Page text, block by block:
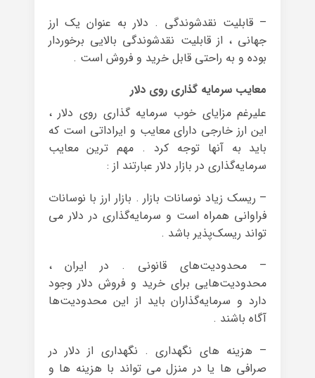
– قابلیت نقدشوندگی . دلار به عنوان یک ارز
جهانی ، از قابلیت نقدشوندگی بالایی برخوردار
بوده و به راحتی قابل خرید و فروش است .
معایب سرمایه گذاری روی دلار
علیرغم مزایای خوب سرمایه گذاری روی دلار ،
این ارز خارجی دارای معایب و ایراداتی است که
باید به آنها توجه کرد . مهم ترین معایب
سرمایه‌گذاری در بازار دلار عبارتند از :
– ریسک زیاد نوسانات بازار . بازار ارز با نوسانات
فراوانی همراه است و سرمایه‌گذاری در دلار می‌
تواند ریسک‌پذیر باشد .
– محدودیت‌های قانونی . در ایران ،
محدودیت‌هایی برای خرید و فروش دلار وجود
دارد و سرمایه‌گذاران باید از این محدودیت‌ها
آگاه باشند .
– هزینه‌ های نگهداری . نگهداری از دلار در
صرافی‌ ها یا در منزل می‌ تواند با هزینه‌ ها و